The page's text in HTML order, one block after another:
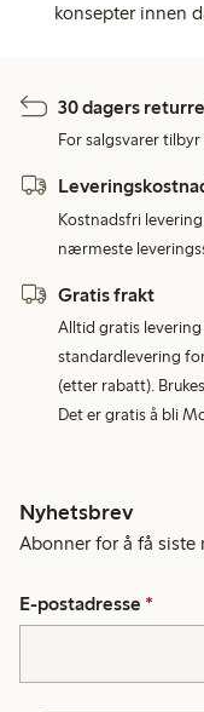
konsepter innen
30 dagers
For salgsvarer
Kostnadsfri
nærmeste
Gratis frakt
Alltid gratis
standardlevering
(etter rabatt).
Det er gratis å bli
Nyhetsbrev
Abonner for å få siste
E-postadresse *